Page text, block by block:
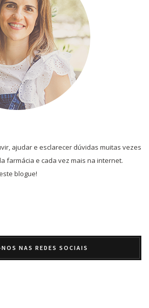
ajudar e esclarecer dúvidas muitas vezes
farmácia e cada vez mais na internet.
blogue!
NAS REDES SOCIAIS